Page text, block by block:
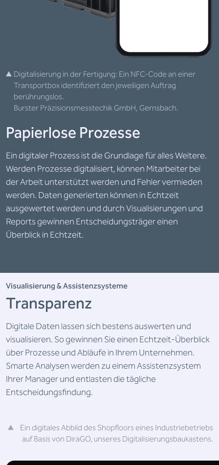
Papierlose Prozesse
Ein digitaler Prozess ist die Grundlage für alles Weitere.
Werden Prozesse digitalisiert, können Mitarbeiter bei
der Arbeit unterstützt werden und Fehler vermieden
werden. Daten generierten können in Echtzeit
ausgewertet werden und durch Visualisierungen und
Reports gewinnen Entscheidungsträger einen
Überblick in Echtzeit.
Digitalisierung in der Fertigung: Ein NFC-Code an einer
Transportbox identifiziert den jeweiligen Auftrag
berührungslos.
Burster Präzisionsmesstechik GmbH, Gernsbach.
Visualisierung & Assistenzsysteme
Transparenz
Digitale Daten lassen sich bestens auswerten und
visualisieren. So gewinnen Sie einen Echtzeit-Überblick
über Prozesse und Abläufe in Ihrem Unternehmen.
Smarte Analysen werden zu einem Assistenzsystem
Ihrer Manager und entlasten die tägliche
Entscheidungsfindung.
Ein digitales Abbild des Shopfloors eines Industriebetriebs
auf Basis von DiraGO, unseres Digitalisierungsbaukastens.